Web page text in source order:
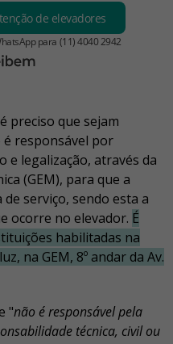
preciso que sejam
é responsável por
e legalização, através da
(GEM), para que a
serviço, sendo esta a
ocorre no elevador. É
habilitadas na
na GEM, 8º andar da Av.
"não é responsável pela
técnica, civil ou